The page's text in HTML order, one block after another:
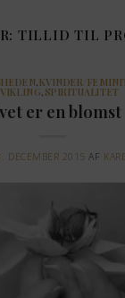
TILLID TIL
,KVINDER/
, SPIRITUALITET
er en blomst
DECEMBER 2015 AF